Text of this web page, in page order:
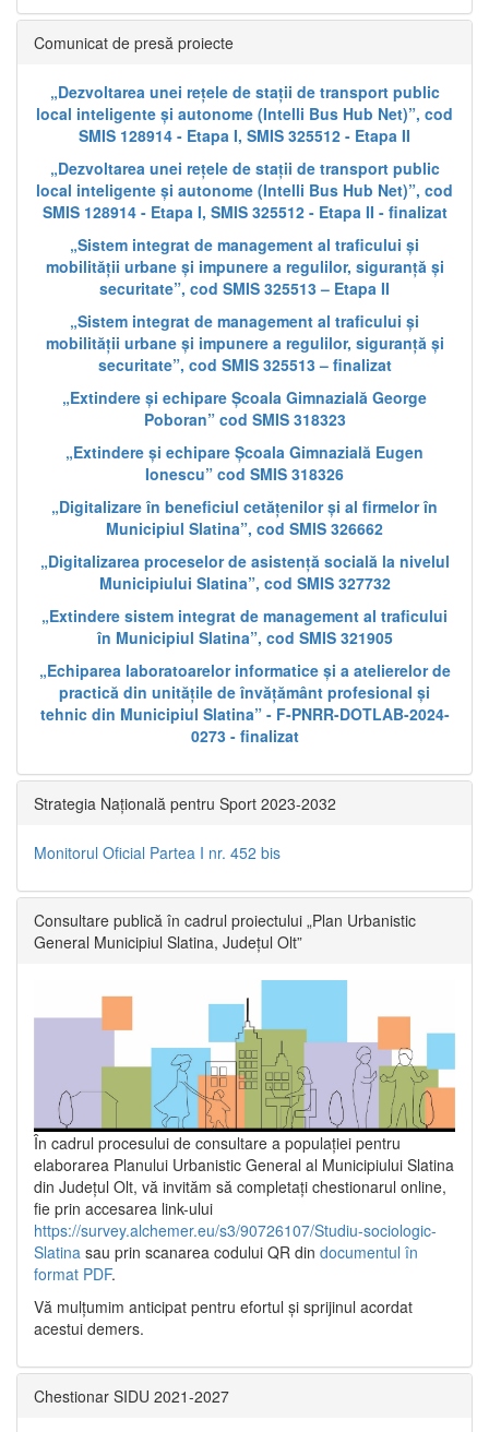
Comunicat de presă proiecte
„Dezvoltarea unei rețele de stații de transport public
local inteligente și autonome (Intelli Bus Hub Net)”, cod
SMIS 128914 - Etapa I, SMIS 325512 - Etapa II
„Dezvoltarea unei rețele de stații de transport public
local inteligente și autonome (Intelli Bus Hub Net)”, cod
SMIS 128914 - Etapa I, SMIS 325512 - Etapa II - finalizat
„Sistem integrat de management al traficului și
mobilității urbane și impunere a regulilor, siguranță și
securitate”, cod SMIS 325513 – Etapa II
„Sistem integrat de management al traficului și
mobilității urbane și impunere a regulilor, siguranță și
securitate”, cod SMIS 325513 – finalizat
„Extindere și echipare Școala Gimnazială George
Poboran” cod SMIS 318323
„Extindere și echipare Școala Gimnazială Eugen
Ionescu” cod SMIS 318326
„Digitalizare în beneficiul cetățenilor și al firmelor în
Municipiul Slatina”, cod SMIS 326662
„Digitalizarea proceselor de asistență socială la nivelul
Municipiului Slatina”, cod SMIS 327732
„Extindere sistem integrat de management al traficului
în Municipiul Slatina”, cod SMIS 321905
„Echiparea laboratoarelor informatice și a atelierelor de
practică din unitățile de învățământ profesional și
tehnic din Municipiul Slatina” - F-PNRR-DOTLAB-2024-
0273 - finalizat
Strategia Națională pentru Sport 2023-2032
Monitorul Oficial Partea I nr. 452 bis
Consultare publică în cadrul proiectului „Plan Urbanistic
General Municipiul Slatina, Județul Olt”
În cadrul procesului de consultare a populaţiei pentru
elaborarea Planului Urbanistic General al Municipiului Slatina
din Județul Olt, vă invităm să completați chestionarul online,
fie prin accesarea link-ului
https://survey.alchemer.eu/s3/90726107/Studiu-sociologic-
Slatina sau prin scanarea codului QR din documentul în
format PDF.
Vă mulţumim anticipat pentru efortul şi sprijinul acordat
acestui demers.
Chestionar SIDU 2021-2027